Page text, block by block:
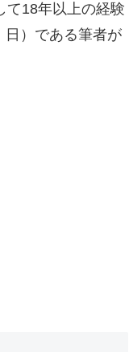
て18年以上の経験
日）である筆者が